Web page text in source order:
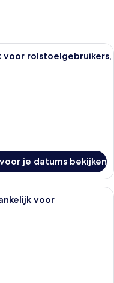
met een douche, een
voor rolstoelgebruikers,
je datums bekijken
met een douche, een
voor